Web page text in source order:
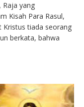
Raja yang
Kisah Para Rasul,
Kristus tiada seorang
berkata, bahwa
sendiri. Maka